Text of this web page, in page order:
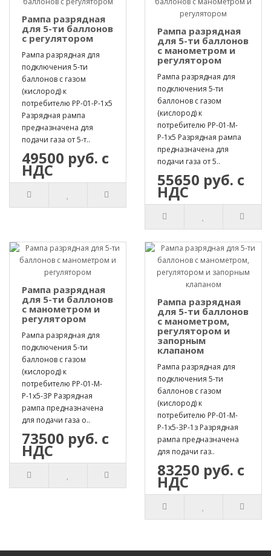
Рампа разрядная
для 5-ти баллонов
с регулятором
Рампа разрядная для
подключения 5-ти
баллонов с газом
(кислород) к
потребителю РР-01-Р-1х5
Разрядная рампа
предназначена для
подачи газа от 5-т..
49500 руб. с
НДС
Рампа разрядная
для 5-ти баллонов
с манометром и
регулятором
Рампа разрядная для
подключения 5-ти
баллонов с газом
(кислород) к
потребителю РР-01-М-
Р-1х5 Разрядная рампа
предназначена для
подачи газа от 5..
55650 руб. с
НДС
Рампа разрядная
для 5-ти баллонов
с манометром и
регулятором
Рампа разрядная для
подключения 5-ти
баллонов с газом
(кислород) к
потребителю РР-01-М-
Р-1х5-ЗР Разрядная
рампа предназначена
для подачи газа о..
73500 руб. с
НДС
Рампа разрядная
для 5-ти баллонов
с манометром,
регулятором и
запорным
клапаном
Рампа разрядная для
подключения 5-ти
баллонов с газом
(кислород) к
потребителю РР-01-М-
Р-1х5-ЗР-1з Разрядная
рампа предназначена
для подачи газ..
83250 руб. с
НДС